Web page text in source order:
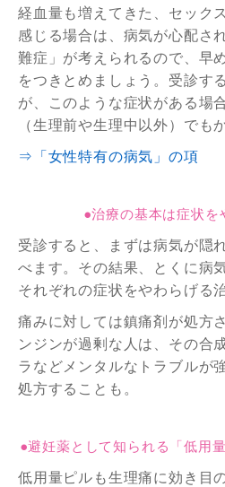
経血量も増えてきた、セック
感じる場合は、病気が心配さ
難症」が考えられるので、早
をつきとめましょう。受診す
が、このような症状がある場
（生理前や生理中以外）でも
⇒「女性特有の病気」の項
●治療の基本は症状を
受診すると、まずは病気が隠
べます。その結果、とくに病
それぞれの症状をやわらげる
痛みに対しては鎮痛剤が処方
ンジンが過剰な人は、その合
ラなどメンタルなトラブルが
処方することも。
●避妊薬として知られる「低用
低用量ピルも生理痛に効き目